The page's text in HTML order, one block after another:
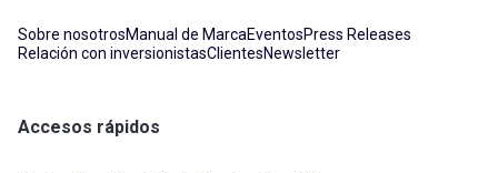
Sobre nosotrosManual de MarcaEventosPress Releases
Relación con inversionistasClientesNewsletter
Accesos rápidos